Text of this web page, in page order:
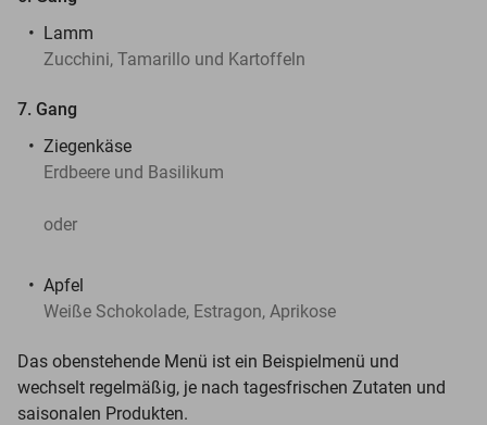
Lamm
Zucchini, Tamarillo und Kartoffeln
7. Gang
Ziegenkäse
Erdbeere und Basilikum
oder
Apfel
Weiße Schokolade, Estragon, Aprikose
Das obenstehende Menü ist ein Beispielmenü und
wechselt regelmäßig, je nach tagesfrischen Zutaten und
saisonalen Produkten.